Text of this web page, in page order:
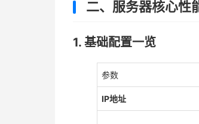
二、服务器核心性
1. 基础配置一览
参数
IP地址